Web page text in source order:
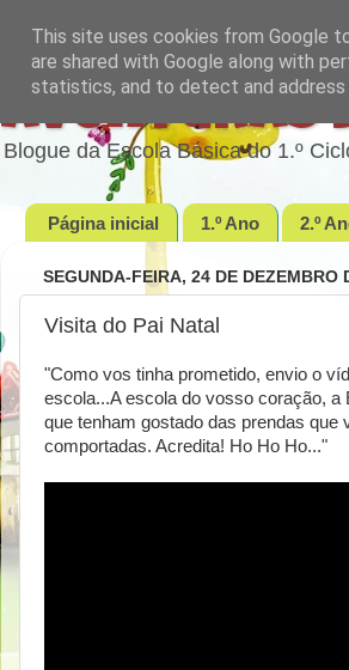
Aventuras
Blogue da Escola Básica do 1.º
Página inicial 1.º Ano 2.º
SEGUNDA-FEIRA, 24 DE DEZEMBRO
Visita do Pai Natal
"Como vos tinha prometido, envio o
escola...A escola do vosso coração,
que tenham gostado das prendas
comportadas. Acredita! Ho Ho Ho..."
This site uses cookies from Google
are shared with Google along with
statistics, and to detect and address